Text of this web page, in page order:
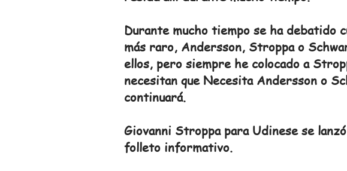
Durante mucho tiempo se ha debatido
más raro, Andersson, Stroppa o
ellos, pero siempre he colocado a
necesitan que Necesita Andersson o
continuará.
Giovanni Stroppa para Udinese se
folleto informativo.